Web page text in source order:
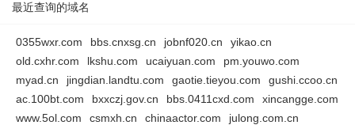
最近查询的域名
0355wxr.com bbs.cnxsg.cn jobnf020.cn
yikao.cn
old.cxhr.com
lkshu.com ucaiyuan.com
pm.youwo.com
myad.cn
jingdian.landtu.com gaotie.tieyou.com
gushi.ccoo.cn
ac.100bt.com
bxxczj.gov.cn bbs.0411cxd.com
xincangge.com
www.5ol.com
csmxh.cn chinaactor.com julong.com.cn